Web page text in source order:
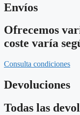
Envíos
Ofrecemos
coste varía
Consulta condiciones
Devoluciones
Todas las